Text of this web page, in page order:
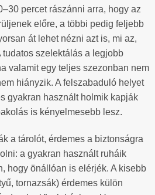
percet rászánni arra, hogy az
előre, a többi pedig feljebb
át lehet nézni azt is, mi az,
tudatos szelektálás a legjobb
valamit egy teljes szezonban nem
hiányzik. A felszabaduló helyet
gyakran használt holmik kapják
is kényelmesebb lesz.
a tárolót, érdemes a biztonságra
a gyakran használt ruháik
hogy önállóan is elérjék. A kisebb
tornazsák) érdemes külön